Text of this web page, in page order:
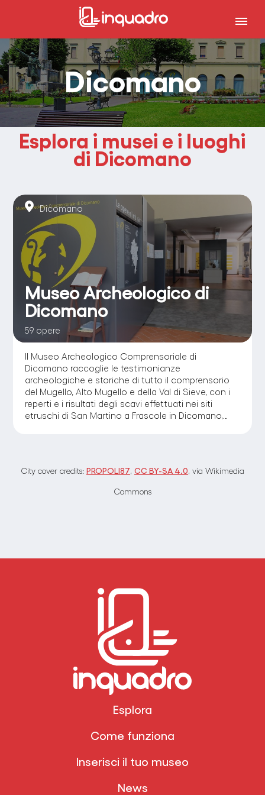
Dicomano
Esplora i musei e i luoghi
di Dicomano
Dicomano
Museo Archeologico di
Dicomano
59 opere
Il Museo Archeologico Comprensoriale di
Dicomano raccoglie le testimonianze
archeologiche e storiche di tutto il comprensorio
del Mugello, Alto Mugello e della Val di Sieve, con i
reperti e i risultati degli scavi effettuati nei siti
etruschi di San Martino a Frascole in Dicomano,
City cover credits: PROPOLI87, CC BY-SA 4.0, via Wikimedia
Commons
Esplora
Come funziona
Inserisci il tuo museo
News